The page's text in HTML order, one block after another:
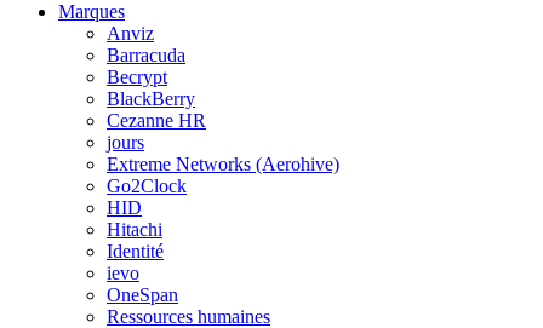
Marques
Anviz
Barracuda
Becrypt
BlackBerry
Cezanne HR
jours
Extreme Networks (Aerohive)
Go2Clock
HID
Hitachi
Identité
ievo
OneSpan
Ressources humaines